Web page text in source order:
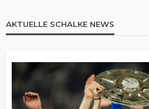
AKTUELLE SCHALKE NEWS